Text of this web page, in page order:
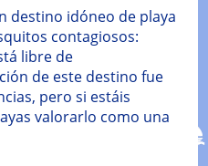
destino idóneo de playa
contagiosos:
libre de
de este destino fue
pero si estáis
valorarlo como una